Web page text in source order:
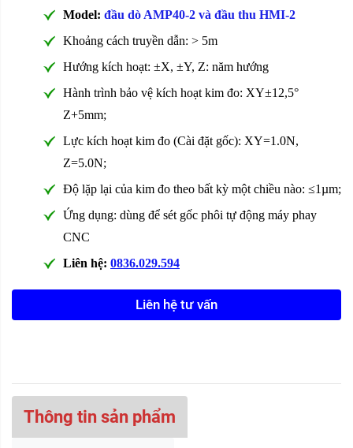
Model: đầu dò AMP40-2 và đầu thu HMI-2
Khoảng cách truyền dẫn: > 5m
Hướng kích hoạt: ±X, ±Y, Z: năm hướng
Hành trình bảo vệ kích hoạt kim đo: XY±12,5°
Z+5mm;
Lực kích hoạt kim đo (Cài đặt gốc): XY=1.0N,
Z=5.0N;
Độ lặp lại của kim đo theo bất kỳ một chiều nào: ≤1µm;
Ứng dụng: dùng để sét gốc phôi tự động máy phay
CNC
Liên hệ: 0836.029.594
Liên hệ tư vấn
Thông tin sản phẩm